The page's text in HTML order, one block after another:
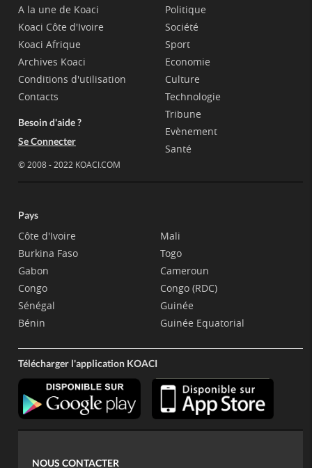
A la une de Koaci
Koaci Côte d'Ivoire
Koaci Afrique
Archives Koaci
Conditions d'utilisation
Contacts
Besoin d'aide ?
Se Connecter
© 2008 - 2022 KOACI.COM
Politique
Société
Sport
Economie
Culture
Technologie
Tribune
Evènement
Santé
Pays
Côte d'Ivoire
Burkina Faso
Gabon
Congo
Sénégal
Bénin
Mali
Togo
Cameroun
Congo (RDC)
Guinée
Guinée Equatorial
Télécharger l'application KOACI
NOUS CONTACTER